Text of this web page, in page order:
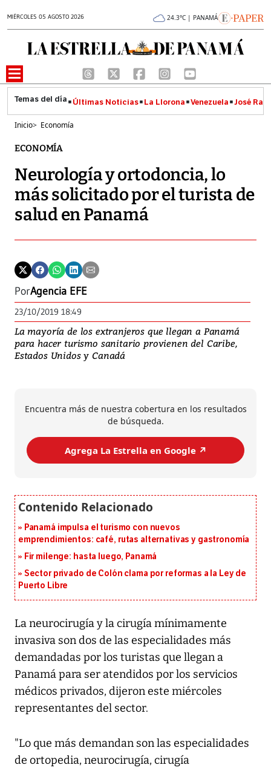
MIÉRCOLES 05 AGOSTO 2026 24.3°C | PANAMÁ
Últimas Noticias La Llorona Venezuela José
Inicio> Economía
ECONOMÍA
Neurología y ortodoncia, lo
más solicitado por el turista de
salud en Panamá
PorAgencia EFE
23/10/2019 18:49
La mayoría de los extranjeros que llegan a Panamá
para hacer turismo sanitario provienen del Caribe,
Estados Unidos y Canadá
Encuentra más de nuestra cobertura en los resultados
de búsqueda.
Agrega La Estrella en Google ↗️
Panamá impulsa el turismo con nuevos
emprendimientos: café, rutas alternativas y gastronomía
Fir milenge: hasta luego, Panamá
Sector privado de Colón clama por reformas a la Ley de
Puerto Libre
La neurocirugía y la cirugía mínimamente
invasiva son dos de las especialidades más
demandadas por los turistas que llegan a
Panamá para ser atendidos por los servicios
médicos privados, dijeron este miércoles
representantes del sector.
"Lo que más demandan son las especialidades
de ortopedia, neurocirugía, cirugía